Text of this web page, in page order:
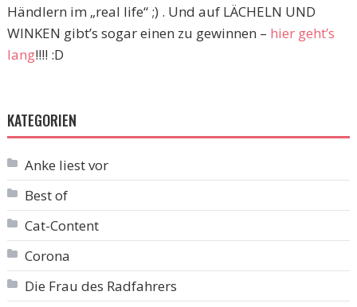
Händlern im „real life“ ;) . Und auf LÄCHELN UND
WINKEN gibt’s sogar einen zu gewinnen – hier geht’s
lang!!!! :D
KATEGORIEN
Anke liest vor
Best of
Cat-Content
Corona
Die Frau des Radfahrers